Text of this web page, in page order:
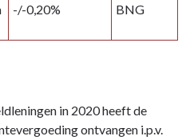
-/-0,20% BNG
in 2020 heeft de
ontvangen i.p.v.